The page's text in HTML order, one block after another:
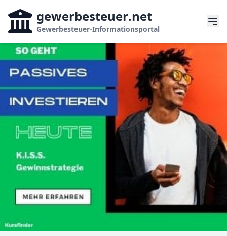
gewerbesteuer.net
Gewerbesteuer-Informationsportal